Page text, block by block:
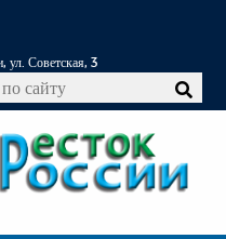
ул. Советская, 3